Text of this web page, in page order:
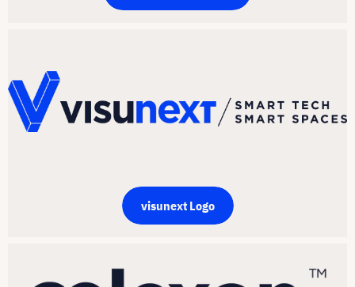
visunext Logo